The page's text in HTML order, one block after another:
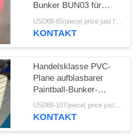
Bunker BUN03 für
Paintball-Sport
USD68-85/piece( price just for reference, detailed prices need to be confirmed) MOQ:10PCS (sein können die verschiedenen Formen, die zusammen kombiniert werden)
KONTAKT
Handelsklasse PVC-
Plane aufblasbarer
Paintball-Bunker-
aufblasbarer Kasten
USD88-107/piece( price just for reference, detailed prices need to be confirmed) MOQ:10PCS (sein können die verschiedenen Formen, die zusammen kombiniert werden)
KONTAKT